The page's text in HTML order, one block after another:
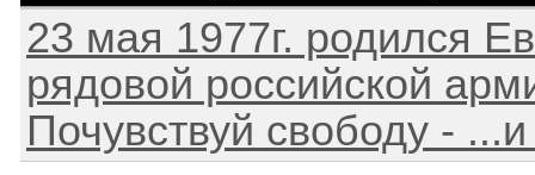
23 мая 1977г. родился
рядовой российской
Почувствуй свободу -